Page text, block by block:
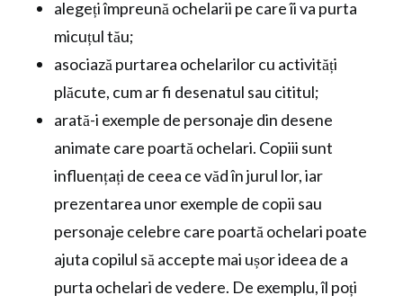
alegeți împreună ochelarii pe care îi va purta
micuțul tău;
asociază purtarea ochelarilor cu activități
plăcute, cum ar fi desenatul sau cititul;
arată-i exemple de personaje din desene
animate care poartă ochelari. Copiii sunt
influențați de ceea ce văd în jurul lor, iar
prezentarea unor exemple de copii sau
personaje celebre care poartă ochelari poate
ajuta copilul să accepte mai ușor ideea de a
purta ochelari de vedere. De exemplu, îl poți